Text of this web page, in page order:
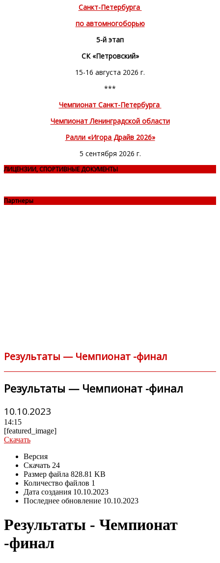
Санкт-Петербурга
по автомногоборью
5-й этап
СК «Петровский»
15-16 августа 2026 г.
***
Чемпионат Санкт-Петербурга
Чемпионат Ленинградской области
Ралли «Игора Драйв 2026»
5 сентября 2026 г.
ЛИЦЕНЗИИ, СПОРТИВНЫЕ ДОКУМЕНТЫ
Партнеры
Результаты — Чемпионат -финал
Результаты — Чемпионат -финал
10.10.2023
14:15
[featured_image]
Скачать
Версия
Скачать 24
Размер файла 828.81 KB
Количество файлов 1
Дата создания 10.10.2023
Последнее обновление 10.10.2023
Результаты - Чемпионат
-финал